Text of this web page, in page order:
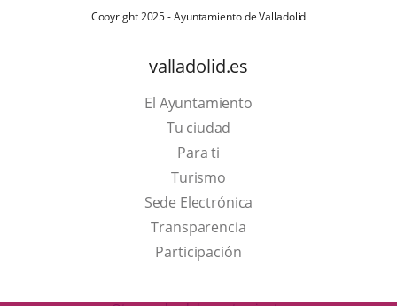
Copyright 2025 - Ayuntamiento de Valladolid
valladolid.es
El Ayuntamiento
Tu ciudad
Para ti
TurismoThis
link
will
open
a
Sede Electrónica
Transparencia
Participación